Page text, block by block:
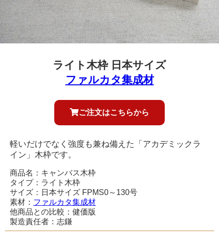
ライト木枠 日本サイズ
ファルカタ集成材
ご注文はこちらから
軽いだけでなく強度も兼ね備えた「アカデミックラ
イン」木枠です。
商品名：キャンバス木枠
タイプ：ライト木枠
サイズ：日本サイズ FPMS0～130号
素材： ファルカタ集成材
他商品との比較：健価版
製造責任者：志鎌